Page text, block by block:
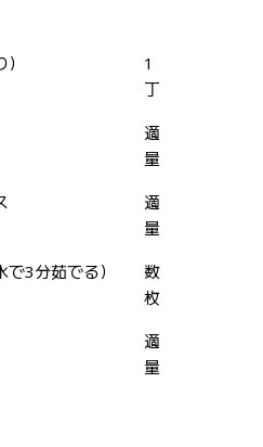
1
丁
適
量
適
量
3分茹でる）
数
枚
適
量